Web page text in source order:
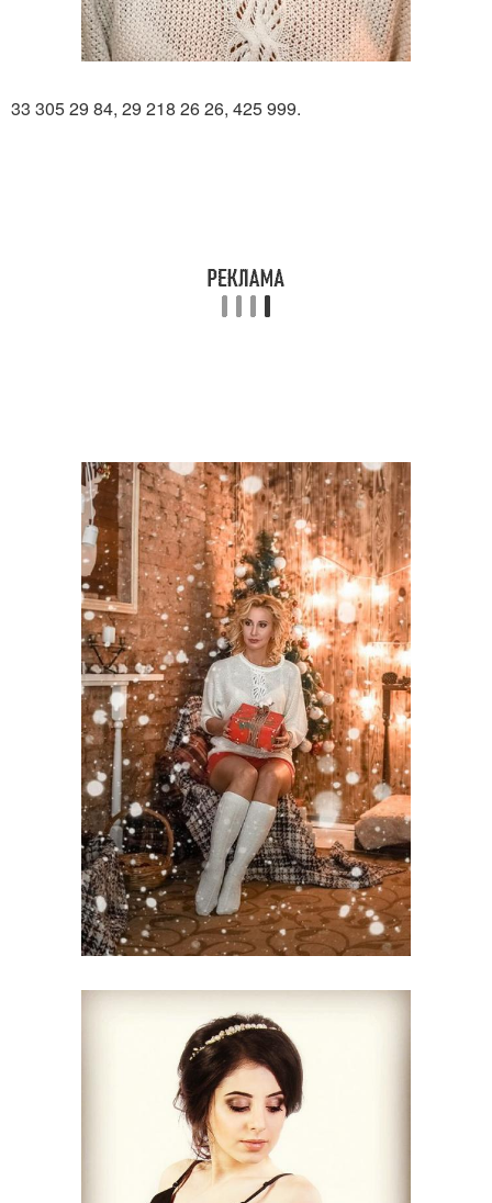
33 305 29 84, 29 218 26 26, 425 999.